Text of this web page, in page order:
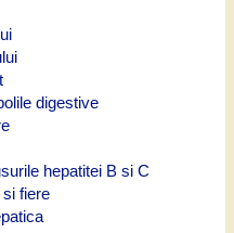
digestive
hepatitei B si C
fiere